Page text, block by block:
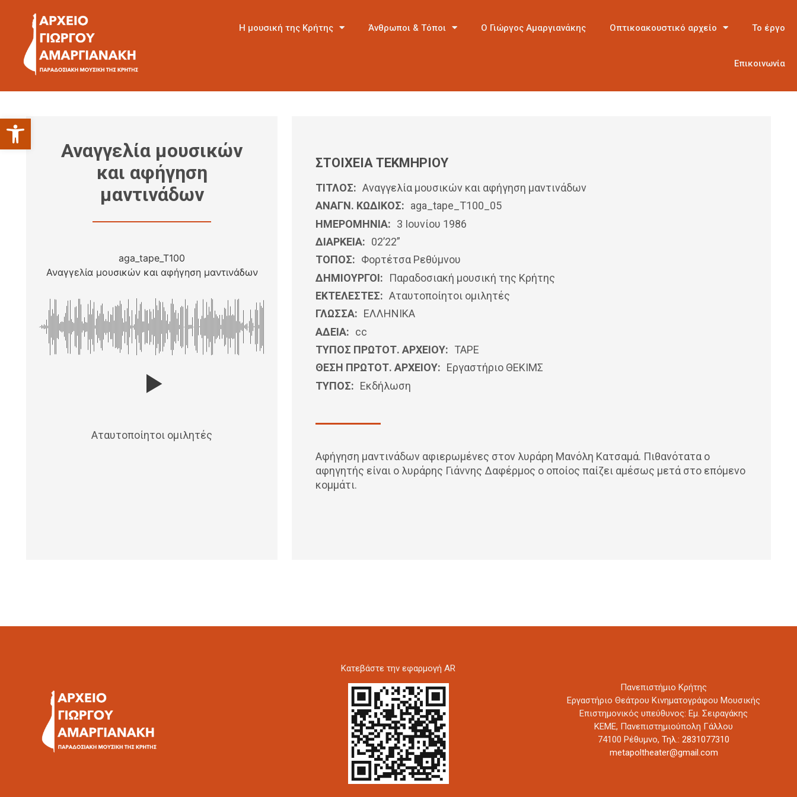
Ανοίξτε τη γραμμή εργαλείων
Η μουσική της Κρήτης Άνθρωποι & Τόποι Ο Γιώργος Αμαργιανάκης Οπτικοακουστικό αρχείο Το έργο
Επικοινωνία
Αναγγελία μουσικών
και αφήγηση
μαντινάδων
aga_tape_T100
Αναγγελία μουσικών και αφήγηση μαντινάδων
Αταυτοποίητοι ομιλητές
ΣΤΟΙΧΕΙΑ ΤΕΚΜΗΡΙΟΥ
ΤΙΤΛΟΣ: Αναγγελία μουσικών και αφήγηση μαντινάδων
ΑΝΑΓΝ. ΚΩΔΙΚΟΣ: aga_tape_T100_05
ΗΜΕΡΟΜΗΝΊΑ: 3 Ιουνίου 1986
ΔΙΑΡΚΕΙΑ: 02’22”
ΤΟΠΟΣ: Φορτέτσα Ρεθύμνου
ΔΗΜΙΟΥΡΓΟΙ:
Παραδοσιακή μουσική της Κρήτης
ΕΚΤΕΛΕΣΤΕΣ: Αταυτοποίητοι ομιλητές
ΓΛΩΣΣΑ: ΕΛΛΗΝΙΚΆ
ΑΔΕΙΑ: cc
ΤΥΠΟΣ ΠΡΩΤΟΤ. ΑΡΧΕΙΟΥ: ΤΑΡΕ
ΘΕΣΗ ΠΡΩΤΟΤ. ΑΡΧΕΙΟΥ: Εργαστήριο ΘΕΚΙΜΣ
ΤΥΠΟΣ: Εκδήλωση
Αφήγηση μαντινάδων αφιερωμένες στον λυράρη Μανόλη Κατσαμά. Πιθανότατα ο
αφηγητής είναι ο λυράρης Γιάννης Δαφέρμος ο οποίος παίζει αμέσως μετά στο επόμενο
κομμάτι.
Kατεβάστε την εφαρμογή AR
Πανεπιστήμιο Κρήτης
Εργαστήριο Θεάτρου Κινηματογράφου Μουσικής
Επιστημονικός υπεύθυνος: Εμ. Σειραγάκης
ΚΕΜΕ, Πανεπιστημιούπολη Γάλλου
74100 Ρέθυμνο,Τηλ.: 2831077310
metapoltheater@gmail.com